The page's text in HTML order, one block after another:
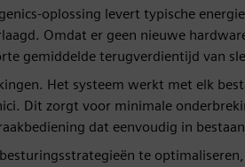
oplossing levert typische
Omdat er geen nieuwe
gemiddelde terugverdientijd van
Het systeem werkt met elk
Dit zorgt voor minimale
dat eenvoudig in
te